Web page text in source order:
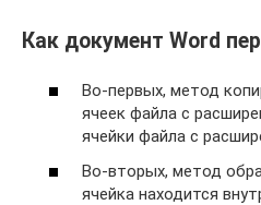
Как документ Word
Во-первых, метод
ячеек файла с
ячейки файла с
Во-вторых, метод
ячейка находится